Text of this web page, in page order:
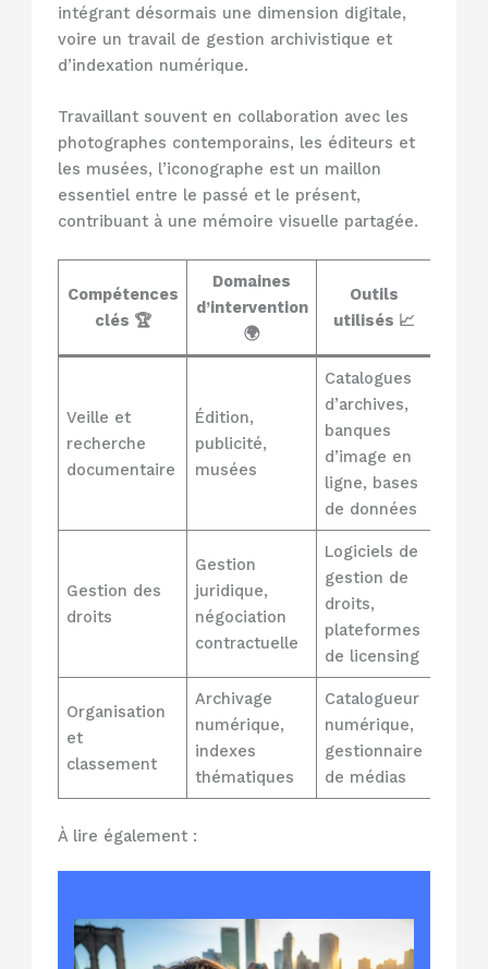
intégrant désormais une dimension digitale,
voire un travail de gestion archivistique et
d’indexation numérique.
Travaillant souvent en collaboration avec les
photographes contemporains, les éditeurs et
les musées, l’iconographe est un maillon
essentiel entre le passé et le présent,
contribuant à une mémoire visuelle partagée.
Compétences
clés 🏆
Domaines
d’intervention
🌍
Outils
utilisés 📈
Veille et
recherche
documentaire
Édition,
publicité,
musées
Catalogues
d’archives,
banques
d’image en
ligne, bases
de données
Gestion des
droits
Gestion
juridique,
négociation
contractuelle
Logiciels de
gestion de
droits,
plateformes
de licensing
Organisation
et
classement
Archivage
numérique,
indexes
thématiques
Catalogueur
numérique,
gestionnaire
de médias
À lire également :